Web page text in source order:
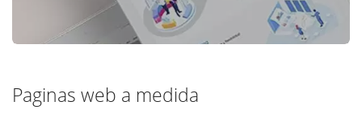
Paginas web a medida